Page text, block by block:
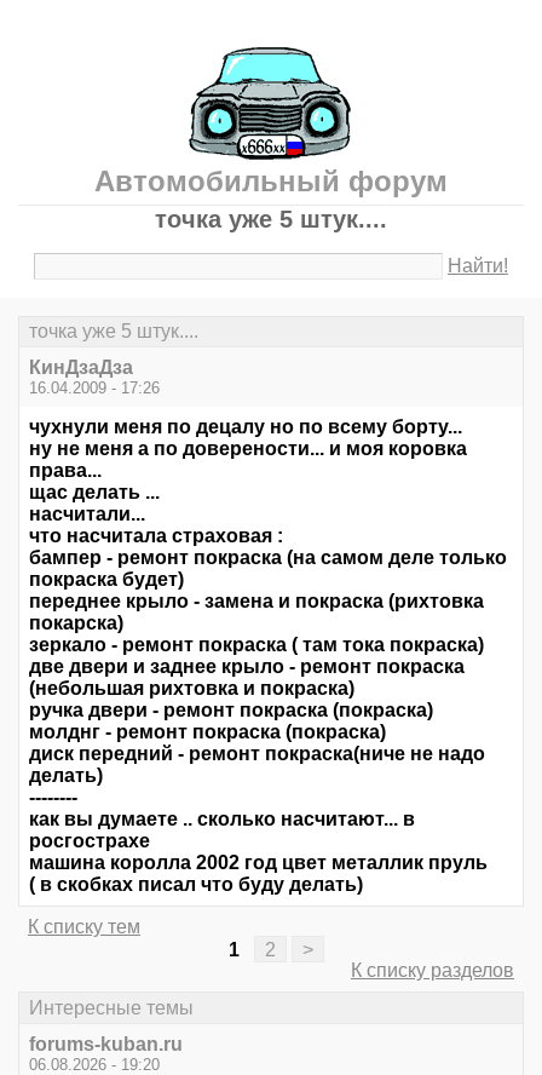
Автомобильный форум
точка уже 5 штук....
Найти!
точка уже 5 штук....
КинДзаДза
16.04.2009 - 17:26
чухнули меня по децалу но по всему борту...
ну не меня а по доверености... и моя коровка
права...
щас делать ...
насчитали...
что насчитала страховая :
бампер - ремонт покраска (на самом деле только
покраска будет)
переднее крыло - замена и покраска (рихтовка
покарска)
зеркало - ремонт покраска ( там тока покраска)
две двери и заднее крыло - ремонт покраска
(небольшая рихтовка и покраска)
ручка двери - ремонт покраска (покраска)
молднг - ремонт покраска (покраска)
диск передний - ремонт покраска(ниче не надо
делать)
--------
как вы думаете .. сколько насчитают... в
росгострахе
машина королла 2002 год цвет металлик пруль
( в скобках писал что буду делать)
К списку тем
1
2
>
К списку разделов
Интересные темы
forums-kuban.ru
06.08.2026 - 19:20